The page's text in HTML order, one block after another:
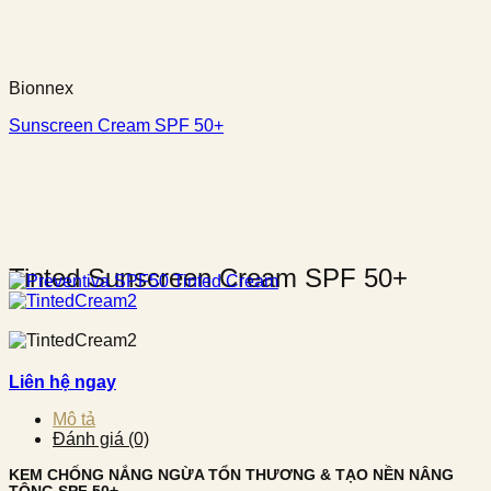
Bionnex
Sunscreen Cream SPF 50+
Tinted Sunscreen Cream SPF 50+
Liên hệ ngay
Mô tả
Đánh giá (0)
KEM CHỐNG NẮNG NGỪA TỔN THƯƠNG & TẠO NỀN NÂNG